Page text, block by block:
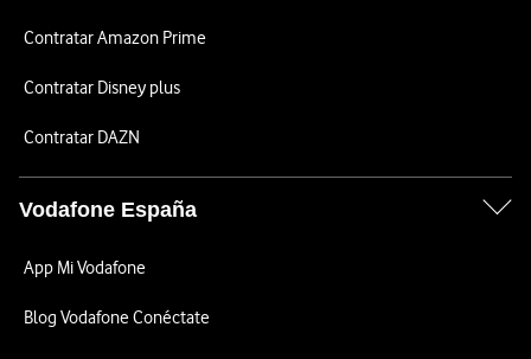
Contratar Amazon Prime
Contratar Disney plus
Contratar DAZN
Vodafone España
App Mi Vodafone
Blog Vodafone Conéctate